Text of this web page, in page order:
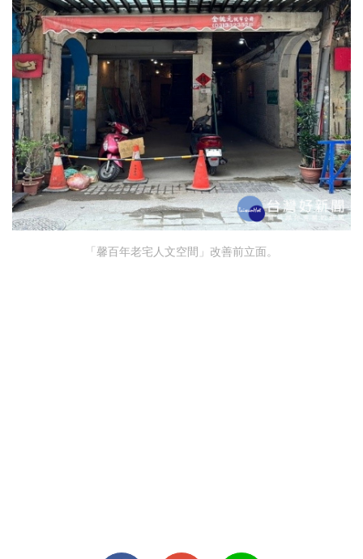
「馨百年老宅人文空間」改善前立面。